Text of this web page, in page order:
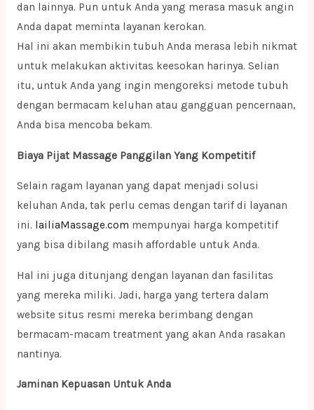
dan lainnya. Pun untuk Anda yang merasa masuk angin
Anda dapat meminta layanan kerokan.
Hal ini akan membikin tubuh Anda merasa lebih nikmat
untuk melakukan aktivitas keesokan harinya. Selian
itu, untuk Anda yang ingin mengoreksi metode tubuh
dengan bermacam keluhan atau gangguan pencernaan,
Anda bisa mencoba bekam.
Biaya Pijat Massage Panggilan Yang Kompetitif
Selain ragam layanan yang dapat menjadi solusi
keluhan Anda, tak perlu cemas dengan tarif di layanan
ini. lailiaMassage.com mempunyai harga kompetitif
yang bisa dibilang masih affordable untuk Anda.
Hal ini juga ditunjang dengan layanan dan fasilitas
yang mereka miliki. Jadi, harga yang tertera dalam
website situs resmi mereka berimbang dengan
bermacam-macam treatment yang akan Anda rasakan
nantinya.
Jaminan Kepuasan Untuk Anda